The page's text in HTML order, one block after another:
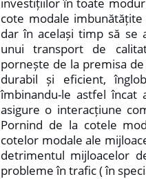
cote modale
dar în același timp să se
unui transport de
pornește de la premisa
durabil și eficient,
îmbinandu-le astfel încat
asigure o interacțiune
Pornind de la cotele
cotelor modale ale
detrimentul mijloacelor
probleme în trafic ( în